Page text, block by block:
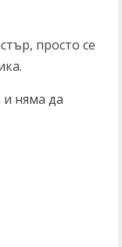
просто се
няма да